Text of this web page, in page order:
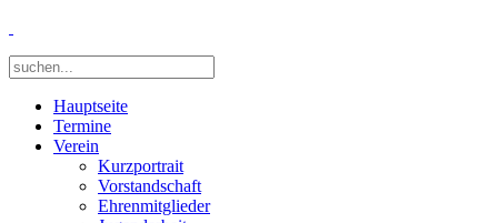
Hauptseite
Termine
Verein
Kurzportrait
Vorstandschaft
Ehrenmitglieder